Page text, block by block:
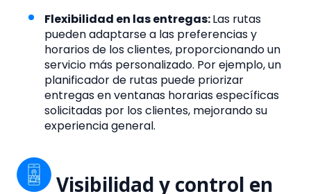
Flexibilidad en las entregas:Las rutas
pueden adaptarse a las preferencias y
horarios de los clientes, proporcionando un
servicio más personalizado. Por ejemplo, un
planificador de rutas puede priorizar
entregas en ventanas horarias específicas
solicitadas por los clientes, mejorando su
experiencia general.
Visibilidad y control en